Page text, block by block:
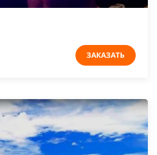
ЗАКАЗАТЬ